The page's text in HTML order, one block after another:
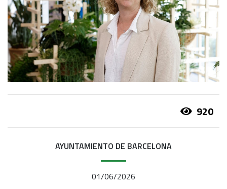
920
AYUNTAMIENTO DE BARCELONA
01/06/2026